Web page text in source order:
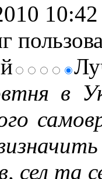
10:42
в
сел та